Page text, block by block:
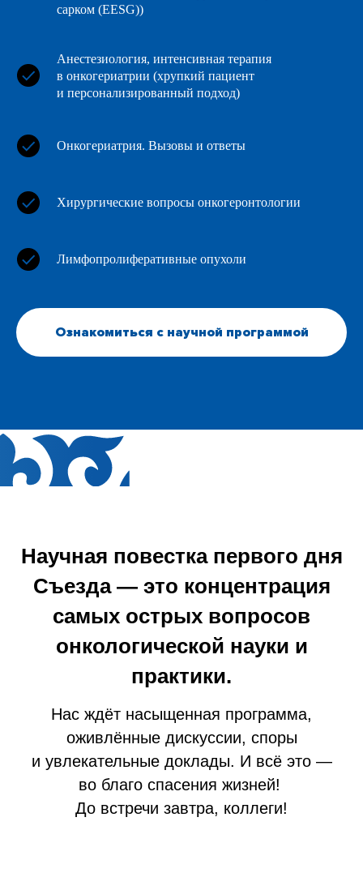
сарком (EESG))
Анестезиология, интенсивная терапия
в онкогериатрии (хрупкий пациент
и персонализированный подход)
Онкогериатрия. Вызовы и ответы
Хирургические вопросы онкогеронтологии
Лимфопролиферативные опухоли
Ознакомиться с научной программой
Научная повестка первого дня
Съезда — это концентрация
самых острых вопросов
онкологической науки и
практики.
Нас ждёт насыщенная программа,
оживлённые дискуссии, споры
и увлекательные доклады. И всё это —
во благо спасения жизней!
До встречи завтра, коллеги!